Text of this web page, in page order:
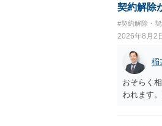
契約解除
#契約解除・
2026年8月2
稲
おそらく
われます